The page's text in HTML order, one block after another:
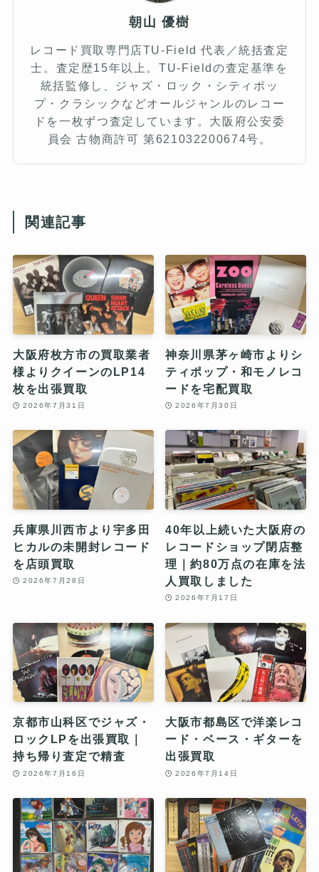
朝山 優樹
レコード買取専門店TU-Field 代表／統括査定
士。査定歴15年以上。TU-Fieldの査定基準を
統括監修し、ジャズ・ロック・シティポッ
プ・クラシックなどオールジャンルのレコー
ドを一枚ずつ査定しています。大阪府公安委
員会 古物商許可 第621032200674号。
関連記事
大阪府枚方市の買取業者
様よりクイーンのLP14
枚を出張買取
2026年7月31日
神奈川県茅ヶ崎市よりシ
ティポップ・和モノレコ
ードを宅配買取
2026年7月30日
兵庫県川西市より宇多田
ヒカルの未開封レコード
を店頭買取
2026年7月28日
40年以上続いた大阪府の
レコードショップ閉店整
理｜約80万点の在庫を法
人買取しました
2026年7月17日
京都市山科区でジャズ・
ロックLPを出張買取｜
持ち帰り査定で精査
2026年7月16日
大阪市都島区で洋楽レコ
ード・ベース・ギターを
出張買取
2026年7月14日